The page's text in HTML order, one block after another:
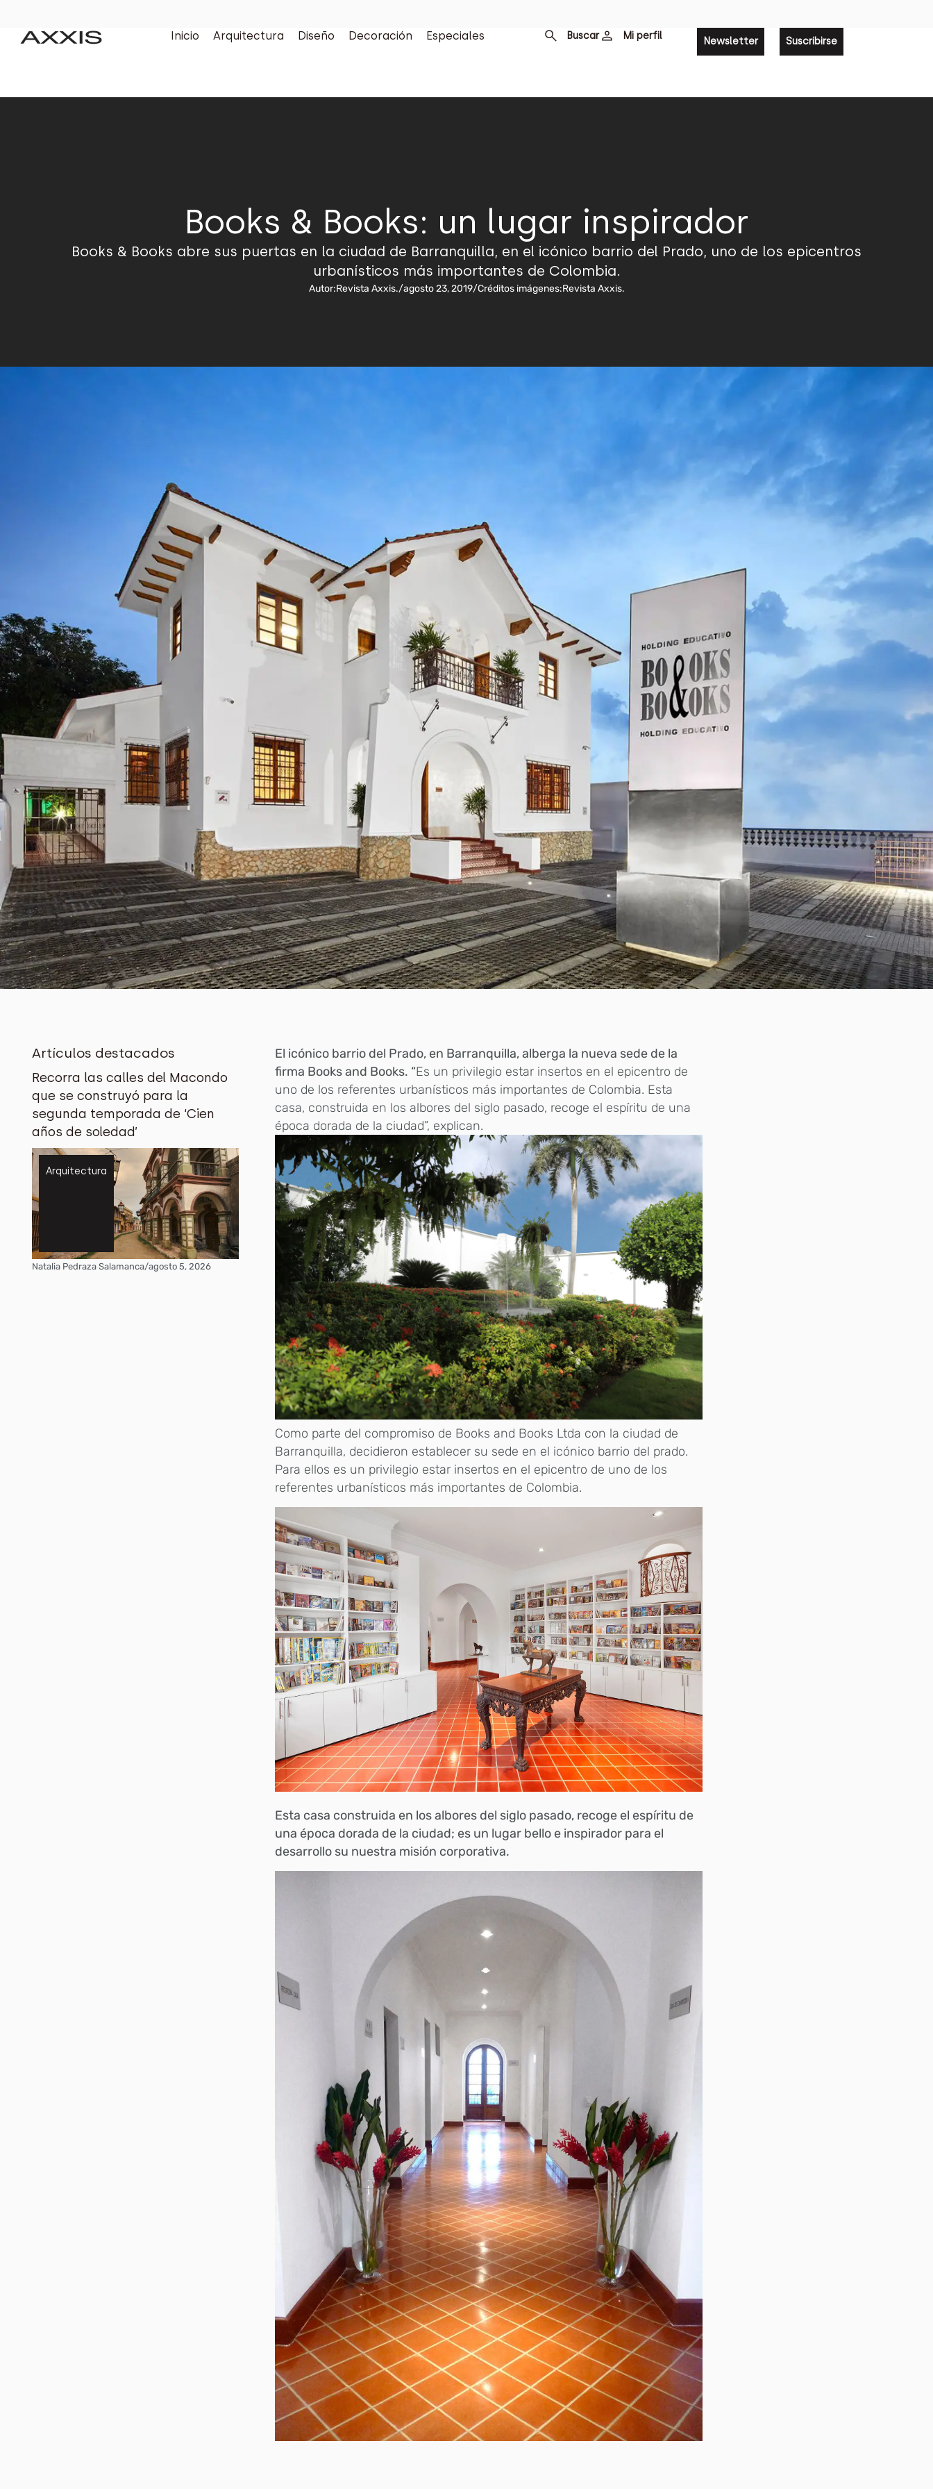
Inicio Arquitectura Diseño Decoración Especiales Buscar Mi perfil Newsletter Suscribirse
Books & Books: un lugar inspirador
Books & Books abre sus puertas en la ciudad de Barranquilla, en el icónico barrio del Prado, uno de los epicentros
urbanísticos más importantes de Colombia.
Autor:Revista Axxis./agosto 23, 2019/Créditos imágenes:Revista Axxis.
Artículos destacados
Recorra las calles del Macondo
que se construyó para la
segunda temporada de ‘Cien
años de soledad’
Arquitectura
Natalia Pedraza Salamanca/agosto 5, 2026
El icónico barrio del Prado, en Barranquilla, alberga la nueva sede de la
firma Books and Books. “Es un privilegio estar insertos en el epicentro de
uno de los referentes urbanísticos más importantes de Colombia. Esta
casa, construida en los albores del siglo pasado, recoge el espíritu de una
época dorada de la ciudad”, explican.
Como parte del compromiso de Books and Books Ltda con la ciudad de
Barranquilla, decidieron establecer su sede en el icónico barrio del prado.
Para ellos es un privilegio estar insertos en el epicentro de uno de los
referentes urbanísticos más importantes de Colombia.
Esta casa construida en los albores del siglo pasado, recoge el espíritu de
una época dorada de la ciudad; es un lugar bello e inspirador para el
desarrollo su nuestra misión corporativa.